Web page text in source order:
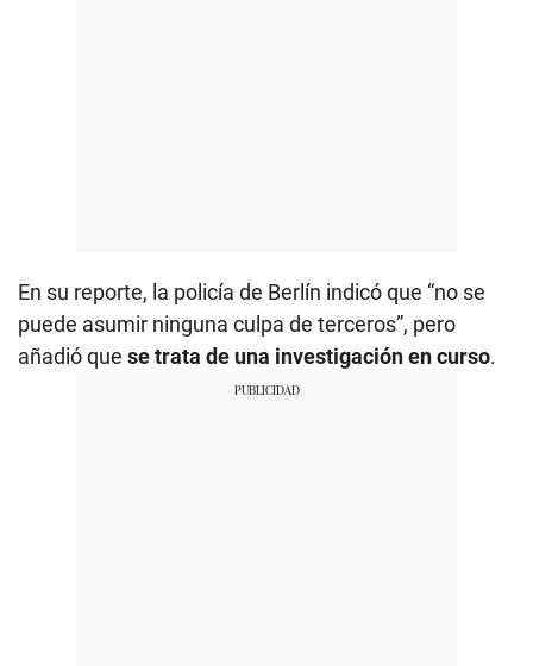
En su reporte, la policía de Berlín indicó que “no se
puede asumir ninguna culpa de terceros”, pero
añadió que se trata de una investigación en curso.